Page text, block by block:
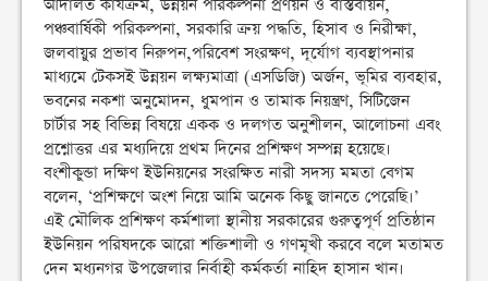
আদালত কার্যক্রম, উন্নয়ন পরিকল্পনা প্রণয়ন ও বাস্তবায়ন,
পঞ্চবার্ষিকী পরিকল্পনা, সরকারি ক্রয় পদ্ধতি, হিসাব ও নিরীক্ষা,
জলবায়ুর প্রভাব নিরুপন,পরিবেশ সংরক্ষণ, দূর্যোগ ব্যবস্থাপনার
মাধ্যমে টেকসই উন্নয়ন লক্ষ্যমাত্রা (এসডিজি) অর্জন, ভূমির ব্যবহার,
ভবনের নকশা অনুমোদন, ধুমপান ও তামাক নিয়ন্ত্রণ, সিটিজেন
চার্টার সহ বিভিন্ন বিষয়ে একক ও দলগত অনুশীলন, আলোচনা এবং
প্রশ্নোত্তর এর মধ্যদিয়ে প্রথম দিনের প্রশিক্ষণ সম্পন্ন হয়েছে।
বংশীকুন্ডা দক্ষিণ ইউনিয়নের সংরক্ষিত নারী সদস্য মমতা বেগম
বলেন, ‘প্রশিক্ষণে অংশ নিয়ে আমি অনেক কিছু জানতে পেরেছি।’
এই মৌলিক প্রশিক্ষণ কর্মশালা স্থানীয় সরকারের গুরুত্বপূর্ণ প্রতিষ্ঠান
ইউনিয়ন পরিষদকে আরো শক্তিশালী ও গণমূখী করবে বলে মতামত
দেন মধ্যনগর উপজেলার নির্বাহী কর্মকর্তা নাহিদ হাসান খান।